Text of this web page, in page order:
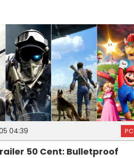
04:39 PC
50 Cent: Bulletproof